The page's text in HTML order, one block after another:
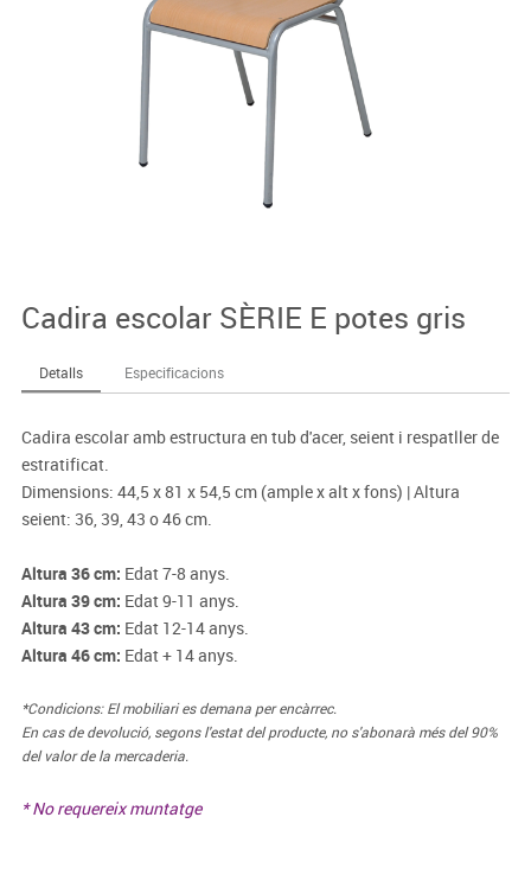
Cadira escolar SÈRIE E potes gris
Detalls Especificacions
Cadira escolar amb estructura en tub d'acer, seient i respatller de
estratificat.
Dimensions: 44,5 x 81 x 54,5 cm (ample x alt x fons) | Altura
seient: 36, 39, 43 o 46 cm.
Altura 36 cm: Edat 7-8 anys.
Altura 39 cm: Edat 9-11 anys.
Altura 43 cm: Edat 12-14 anys.
Altura 46 cm: Edat + 14 anys.
*Condicions: El mobiliari es demana per encàrrec.
En cas de devolució, segons l'estat del producte, no s'abonarà més del 90%
del valor de la mercaderia.
* No requereix muntatge